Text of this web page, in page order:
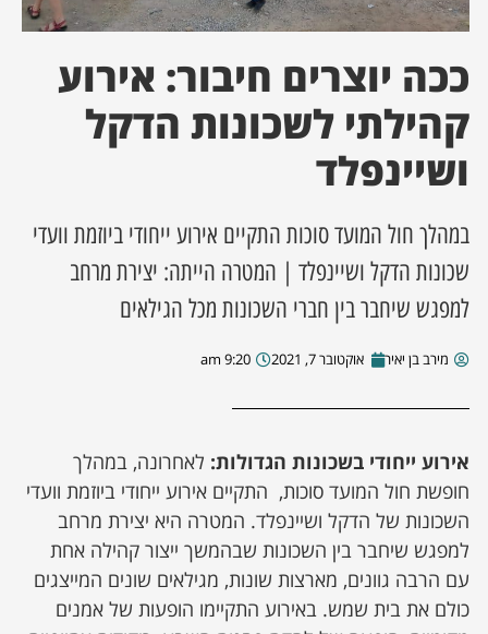
מקומית
עסקים
ככה יוצרים חיבור: אירוע
קהילתי לשכונות הדקל
ושיינפלד
במהלך חול המועד סוכות התקיים אירוע ייחודי ביוזמת וועדי
שכונות הדקל ושיינפלד | המטרה הייתה: יצירת מרחב
למפגש שיחבר בין חברי השכונות מכל הגילאים
מירב בן יאיר אוקטובר 7, 2021 9:20 am
אירוע ייחודי בשכונות הגדולות: לאחרונה, במהלך
חופשת חול המועד סוכות, התקיים אירוע ייחודי ביוזמת וועדי
השכונות של הדקל ושיינפלד. המטרה היא יצירת מרחב
למפגש שיחבר בין השכונות שבהמשך ייצור קהילה אחת
עם הרבה גוונים, מארצות שונות, מגילאים שונים המייצגים
כולם את בית שמש. באירוע התקיימו הופעות של אמנים